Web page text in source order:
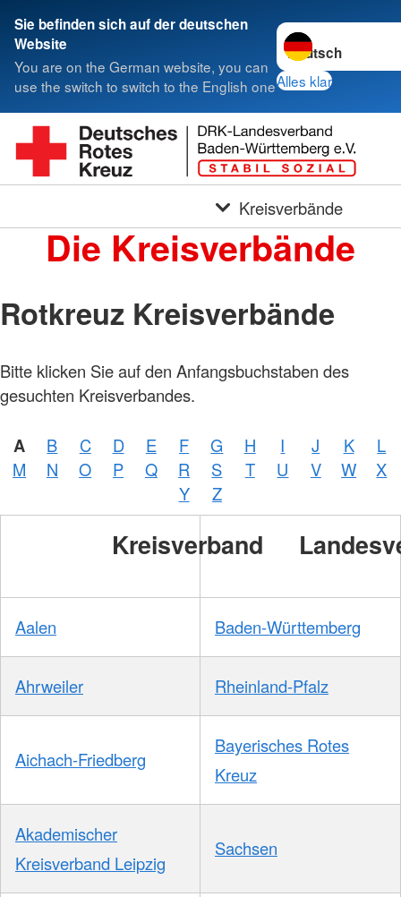
Sie befinden sich auf der deutschen
Website
You are on the German website, you can
use the switch to switch to the English one
Sprache wechseln
Alles klar
Kreisverbände
Die Kreisverbände
Rotkreuz Kreisverbände
Bitte klicken Sie auf den Anfangsbuchstaben des
gesuchten Kreisverbandes.
A B C D E F G H I J K
L
M
N O P Q R S T U V W
X
Y
Z
Kreisverband
Aalen Baden-Württemberg
Ahrweiler Rheinland-Pfalz
Aichach-Friedberg
Bayerisches Rotes
Kreuz
Akademischer
Kreisverband Leipzig
Sachsen